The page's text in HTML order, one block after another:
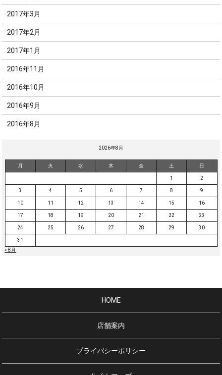
2017年3月
2017年2月
2017年1月
2016年11月
2016年10月
2016年9月
2016年8月
2026年8月
月 火 水 木 金 土 日
1 2
3 4 5 6 7 8 9
10 11 12 13 14 15 16
17 18 19 20 21 22 23
24 25 26 27 28 29 30
31
« 8月
HOME
店舗案内
プライバシーポリシー